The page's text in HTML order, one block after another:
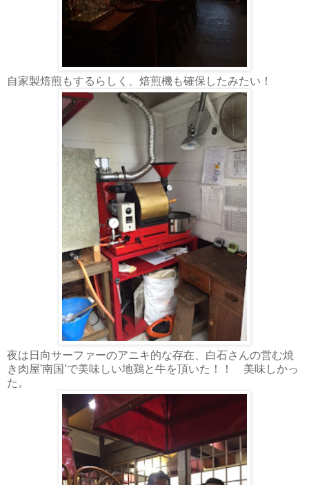
自家製焙煎もするらしく、焙煎機も確保したみたい！
夜は日向サーファーのアニキ的な存在、白石さんの営む焼
き肉屋'南国’で美味しい地鶏と牛を頂いた！！ 美味しかっ
た。